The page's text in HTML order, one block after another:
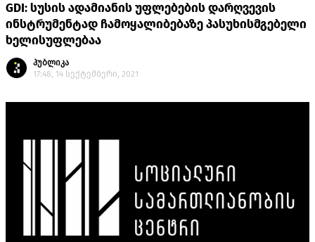
GDI: სუსის ადამიანის უფლებების დარღვევის
ინსტრუმენტად ჩამოყალიბებაზე პასუხისმგებელი
ხელისუფლებაა
პუბლიკა
17:48, 14 სექტემბერი, 2021